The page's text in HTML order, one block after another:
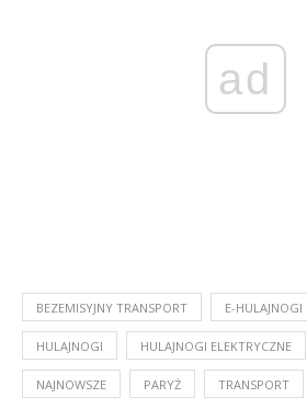
ad
BEZEMISYJNY TRANSPORT E-HULAJNOGI
HULAJNOGI HULAJNOGI ELEKTRYCZNE
NAJNOWSZE PARYŻ TRANSPORT